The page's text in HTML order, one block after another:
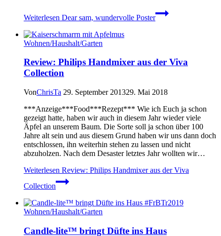
Weiterlesen Dear sam, wundervolle Poster
Wohnen/Haushalt/Garten
Review: Philips Handmixer aus der Viva
Collection
VonChrisTa 29. September 201329. Mai 2018
***Anzeige***Food***Rezept*** Wie ich Euch ja schon
gezeigt hatte, haben wir auch in diesem Jahr wieder viele
Äpfel an unserem Baum. Die Sorte soll ja schon über 100
Jahre alt sein und aus diesem Grund haben wir uns dann doch
entschlossen, ihn weiterhin stehen zu lassen und nicht
abzuholzen. Nach dem Desaster letztes Jahr wollten wir…
Weiterlesen Review: Philips Handmixer aus der Viva
Collection
Wohnen/Haushalt/Garten
Candle-lite™ bringt Düfte ins Haus